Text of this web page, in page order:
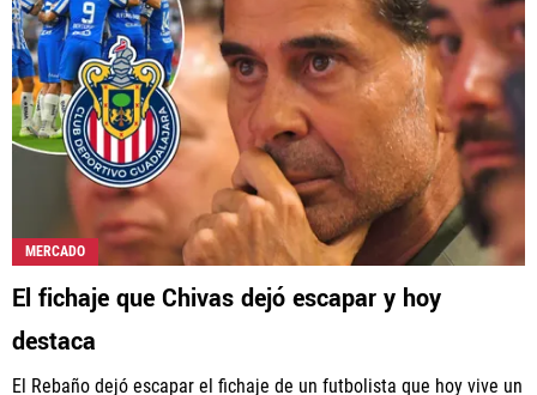
MERCADO
El fichaje que Chivas dejó escapar y hoy
destaca
El Rebaño dejó escapar el fichaje de un futbolista que hoy vive un